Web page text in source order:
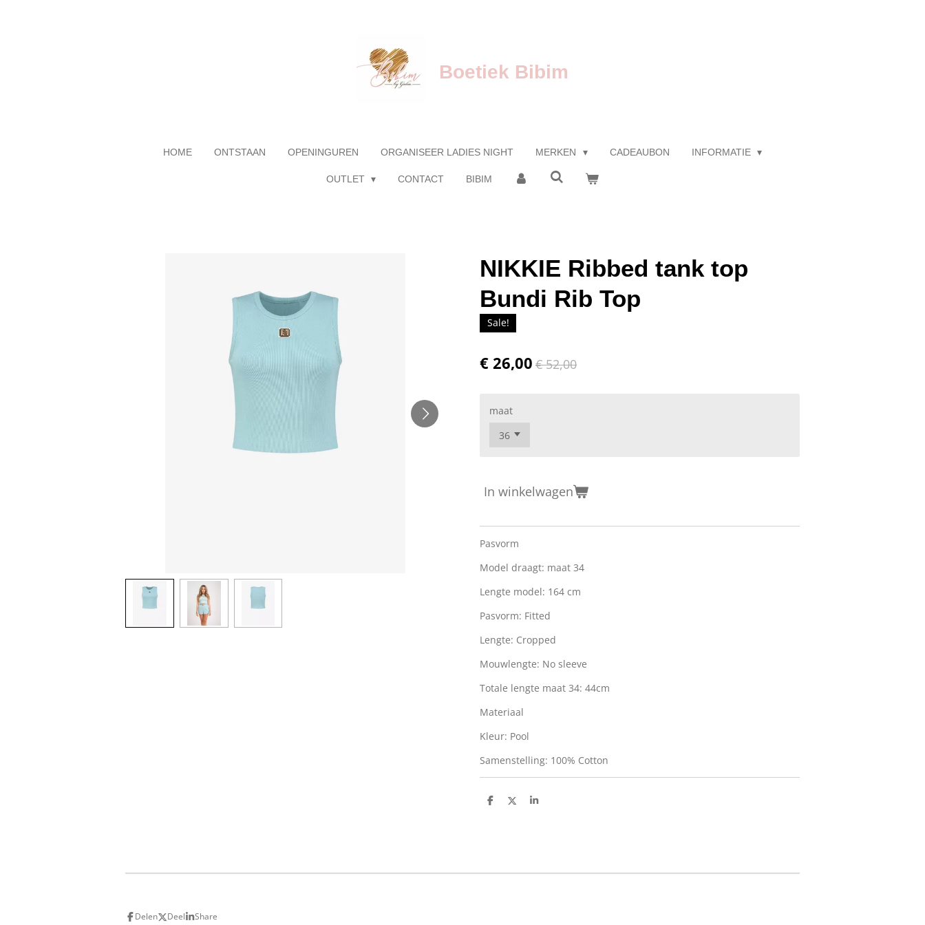
Boetiek Bibim
HOME ONTSTAAN OPENINGUREN ORGANISEER LADIES NIGHT MERKEN CADEAUBON INFORMATIE
OUTLET CONTACT BIBIM
NIKKIE Ribbed tank top
Bundi Rib Top
Sale!
€ 26,00 € 52,00
maat
In winkelwagen
Pasvorm
Model draagt: maat 34
Lengte model: 164 cm
Pasvorm: Fitted
Lengte: Cropped
Mouwlengte: No sleeve
Totale lengte maat 34: 44cm
Materiaal
Kleur: Pool
Samenstelling: 100% Cotton
D
D
S
Delen Deel Share